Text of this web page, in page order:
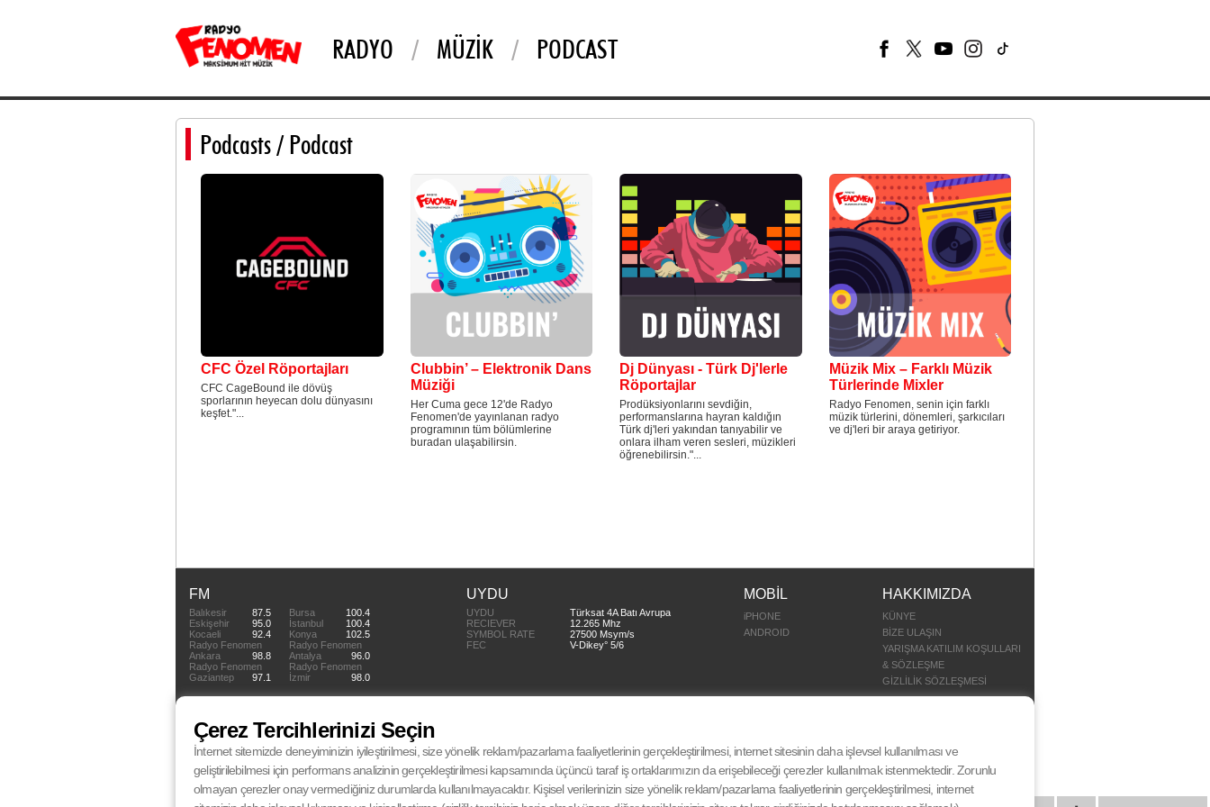
RADYO MÜZIK PODCAST
Podcasts/ Podcast
CFC Özel Röportajları
CFC CageBound ile dövüş
sporlarının heyecan dolu dünyasını
keşfet."...
Clubbin’ – Elektronik Dans
Müziği
Her Cuma gece 12'de Radyo
Fenomen'de yayınlanan radyo
programının tüm bölümlerine
buradan ulaşabilirsin.
Dj Dünyası - Türk Dj'lerle
Röportajlar
Prodüksiyonlarını sevdiğin,
performanslarına hayran kaldığın
Türk dj'leri yakından tanıyabilir ve
onlara ilham veren sesleri, müzikleri
öğrenebilirsin."...
Müzik Mix – Farklı Müzik
Türlerinde Mixler
Radyo Fenomen, senin için farklı
müzik türlerini, dönemleri, şarkıcıları
ve dj'leri bir araya getiriyor.
Çerez Tercihlerinizi Seçin
İnternet sitemizde deneyiminizin iyileştirilmesi, size yönelik reklam/pazarlama faaliyetlerinin gerçekleştirilmesi, internet sitesinin daha işlevsel kullanılması ve
geliştirilebilmesi için performans analizinin gerçekleştirilmesi kapsamında üçüncü taraf iş ortaklarımızın da erişebileceği çerezler kullanılmak istenmektedir. Zorunlu
olmayan çerezler onay vermediğiniz durumlarda kullanılmayacaktır. Kişisel verilerinizin size yönelik reklam/pazarlama faaliyetlerinin gerçekleştirilmesi, internet
FM
Balıkesir 87.5 Bursa
100.4
Eskişehir
95.0 İstanbul
100.4
Kocaeli
92.4 Konya
102.5
Radyo Fenomen
Ankara
98.8
Radyo Fenomen
Antalya
96.0
Radyo Fenomen
Gaziantep
97.1
Radyo Fenomen
İzmir
98.0
UYDU
UYDU
RECIEVER
SYMBOL RATE
FEC
Türksat 4A Batı Avrupa
12.265 Mhz
27500 Msym/s
V-Dikey° 5/6
MOBİL
iPHONE
ANDROID
HAKKIMIZDA
KÜNYE
BİZE ULAŞIN
YARIŞMA KATILIM KOŞULLARI
& SÖZLEŞME
GİZLİLİK SÖZLEŞMESİ